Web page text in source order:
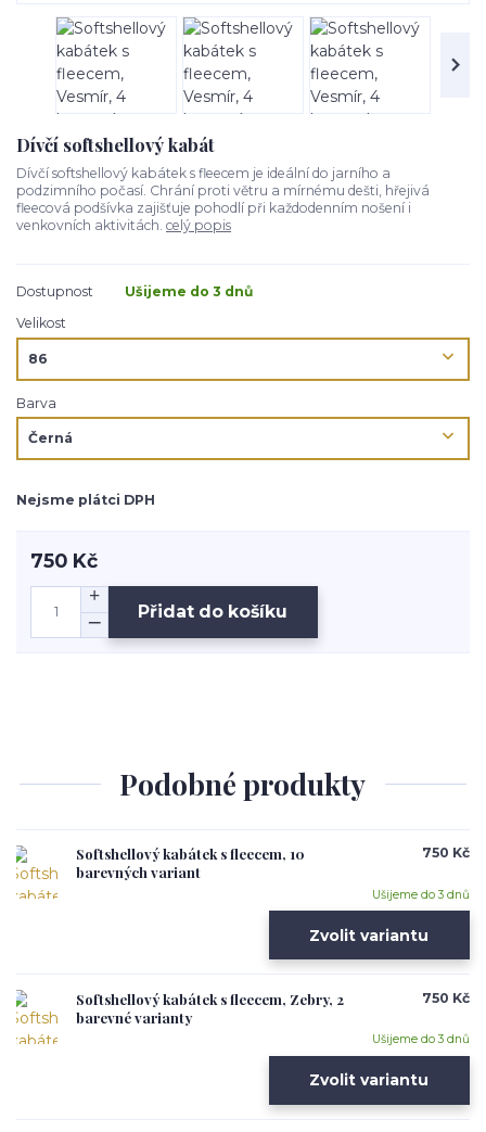
Dívčí softshellový kabát
Dívčí softshellový kabátek s fleecem je ideální do jarního a
podzimního počasí. Chrání proti větru a mírnému dešti, hřejivá
fleecová podšívka zajišťuje pohodlí při každodenním nošení i
venkovních aktivitách. celý popis
Dostupnost
Ušijeme do 3 dnů
Velikost
Barva
Nejsme plátci DPH
750 Kč
Přidat do košíku
Podobné produkty
Softshellový kabátek s fleecem, 10
barevných variant
750 Kč
Ušijeme do 3 dnů
Zvolit variantu
Softshellový kabátek s fleecem, Zebry, 2
barevné varianty
750 Kč
Ušijeme do 3 dnů
Zvolit variantu